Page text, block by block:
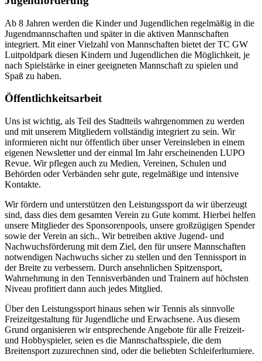
Ab 8 Jahren werden die Kinder und Jugendlichen regelmäßig in die
Jugendmannschaften und später in die aktiven Mannschaften
integriert. Mit einer Vielzahl von Mannschaften bietet der TC GW
Luitpoldpark diesen Kindern und Jugendlichen die Möglichkeit, je
nach Spielstärke in einer geeigneten Mannschaft zu spielen und
Spaß zu haben.
Öffentlich­keitsarbeit
Uns ist wichtig, als Teil des Stadtteils wahrgenommen zu werden
und mit unserem Mitgliedern vollständig integriert zu sein. Wir
informieren nicht nur öffentlich über unser Vereinsleben in einem
eigenen Newsletter und der einmal Im Jahr erscheinenden LUPO
Revue. Wir pflegen auch zu Medien, Vereinen, Schulen und
Behörden oder Verbänden sehr gute, regelmäßige und intensive
Kontakte.
Wir fördern und unterstützen den Leistungssport da wir überzeugt
sind, dass dies dem gesamten Verein zu Gute kommt. Hierbei helfen
unsere Mitglieder des Sponsorenpools, unsere großzügigen Spender
sowie der Verein an sich.. Wir betreiben aktive Jugend- und
Nachwuchsförderung mit dem Ziel, den für unsere Mannschaften
notwendigen Nachwuchs sicher zu stellen und den Tennissport in
der Breite zu verbessern. Durch ansehnlichen Spitzensport,
Wahrnehmung in den Tennisverbänden und Trainern auf höchsten
Niveau profitiert dann auch jedes Mitglied.
Über den Leistungssport hinaus sehen wir Tennis als sinnvolle
Freizeitgestaltung für Jugendliche und Erwachsene. Aus diesem
Grund organisieren wir entsprechende Angebote für alle Freizeit-
und Hobbyspieler, seien es die Mannschaftsspiele, die dem
Breitensport zuzurechnen sind, oder die beliebten Schleiferlturniere.